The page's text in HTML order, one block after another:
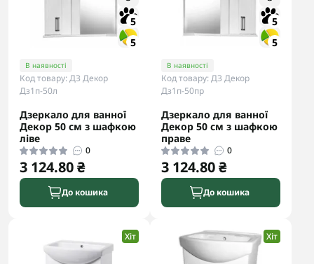
5
5
В наявності
Код товару: ДЗ Декор
Дз1п-50л
Дзеркало для ванної
Декор 50 см з шафкою
ліве
0
3 124.80 ₴
До кошика
5
5
В наявності
Код товару: ДЗ Декор
Дз1п-50пр
Дзеркало для ванної
Декор 50 см з шафкою
праве
0
3 124.80 ₴
До кошика
Хіт Хіт